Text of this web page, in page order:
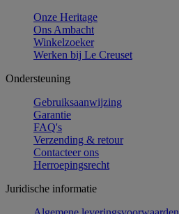
Onze Heritage
Ons Ambacht
Winkelzoeker
Werken bij Le Creuset
Ondersteuning
Gebruiksaanwijzing
Garantie
FAQ's
Verzending & retour
Contacteer ons
Herroepingsrecht
Juridische informatie